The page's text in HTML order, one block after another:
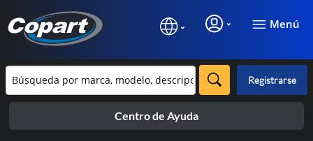
Menú
Registrarse
Centro de Ayuda